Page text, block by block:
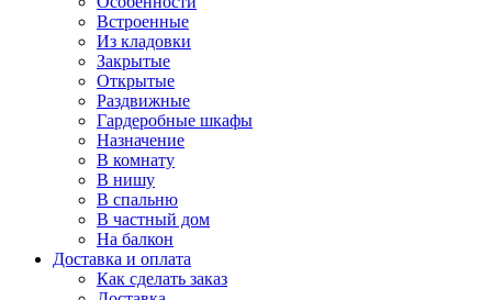
Встроенные
Из кладовки
Закрытые
Открытые
Раздвижные
Гардеробные шкафы
Назначение
В комнату
В нишу
В спальню
В частный дом
На балкон
Доставка и оплата
Как сделать заказ